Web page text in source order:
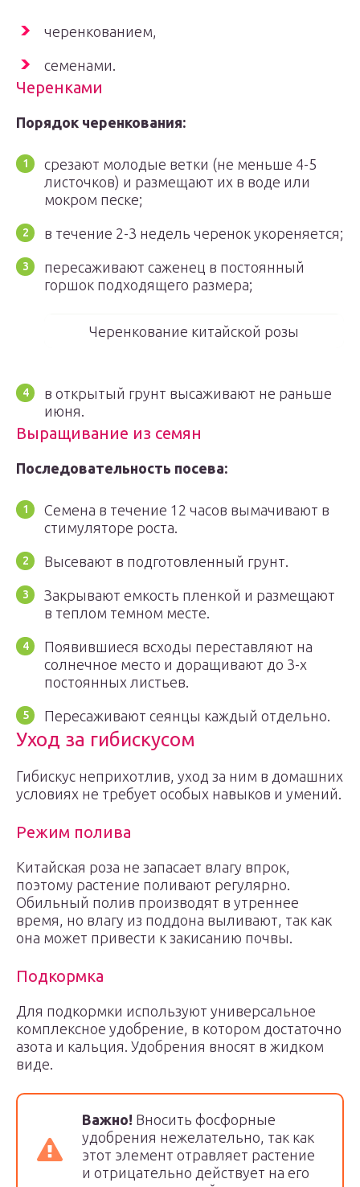
черенкованием,
семенами.
Черенками
Порядок черенкования:
срезают молодые ветки (не меньше 4-5
листочков) и размещают их в воде или
мокром песке;
в течение 2-3 недель черенок укореняется;
пересаживают саженец в постоянный
горшок подходящего размера;
Черенкование китайской розы
в открытый грунт высаживают не раньше
июня.
Выращивание из семян
Последовательность посева:
Семена в течение 12 часов вымачивают в
стимуляторе роста.
Высевают в подготовленный грунт.
Закрывают емкость пленкой и размещают
в теплом темном месте.
Появившиеся всходы переставляют на
солнечное место и доращивают до 3-х
постоянных листьев.
Пересаживают сеянцы каждый отдельно.
Уход за гибискусом
Гибискус неприхотлив, уход за ним в домашних
условиях не требует особых навыков и умений.
Режим полива
Китайская роза не запасает влагу впрок,
поэтому растение поливают регулярно.
Обильный полив производят в утреннее
время, но влагу из поддона выливают, так как
она может привести к закисанию почвы.
Подкормка
Для подкормки используют универсальное
комплексное удобрение, в котором достаточно
азота и кальция. Удобрения вносят в жидком
виде.
Важно! Вносить фосфорные
удобрения нежелательно, так как
этот элемент отравляет растение
и отрицательно действует на его